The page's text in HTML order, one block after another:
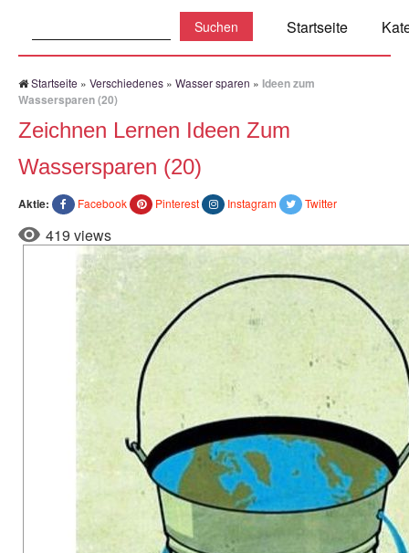
Startseite
Startseite » Verschiedenes » Wasser sparen » Ideen zum
Wassersparen (20)
Zeichnen Lernen Ideen Zum
Wassersparen (20)
Aktie: Facebook Pinterest Instagram Twitter
419 views